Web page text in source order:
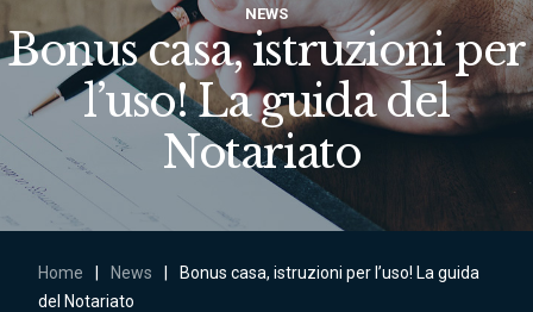
NEWS
Bonus casa, istruzioni per
l’uso! La guida del
Notariato
Home News
Bonus casa, istruzioni per l’uso! La guida
del Notariato